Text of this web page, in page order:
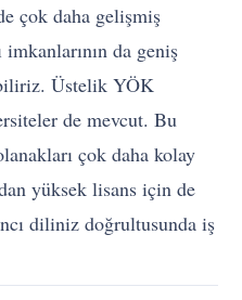
çok daha gelişmiş
da geniş
Üstelik YÖK
de mevcut. Bu
çok daha kolay
yüksek lisans için de
diliniz doğrultusunda iş